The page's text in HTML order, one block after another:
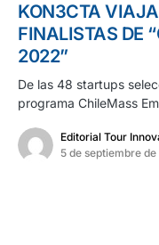
KON3CTA
FINALISTAS DE
2022”
De las 48 startups
programa ChileMass
Editorial Tour
5 de septiembre